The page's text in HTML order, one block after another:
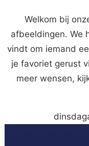
Welkom bij
afbeeldingen. We
vindt om iemand
je favoriet gerust
meer wensen,